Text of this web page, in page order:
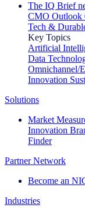
The IQ Brief
CMO Outlook
Tech &
Key Topics
Artificial
Data
Omnichannel/
Innovation
Solutions
Market
Innovation
Finder
Partner Network
Become an
Industries